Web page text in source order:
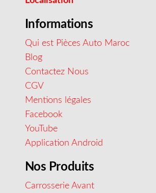
Informations
Qui est Pièces Auto Maroc
Blog
Contactez Nous
CGV
Mentions légales
Facebook
YouTube
Application Android
Nos Produits
Carrosserie Avant